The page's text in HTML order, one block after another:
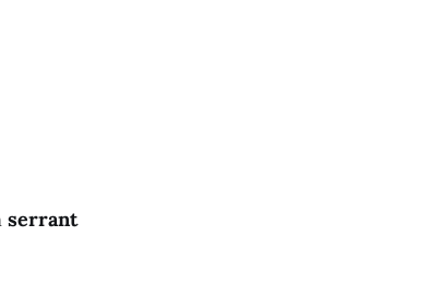
serrant